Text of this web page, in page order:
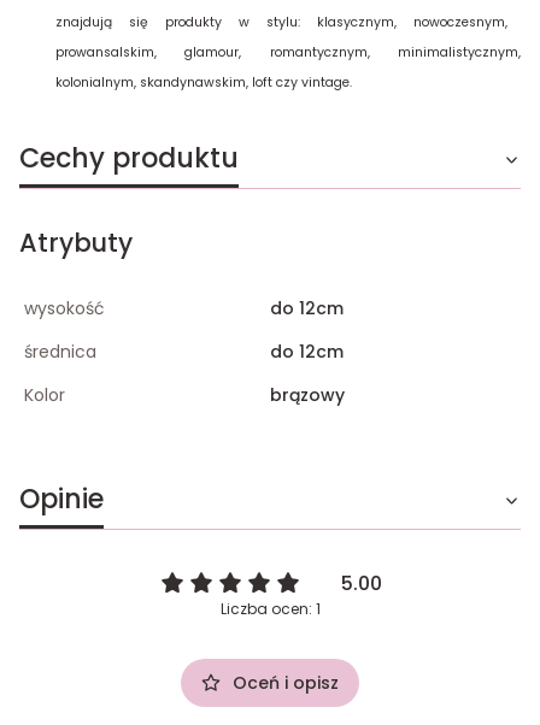
znajdują się produkty w stylu: klasycznym, nowoczesnym,
prowansalskim, glamour, romantycznym, minimalistycznym,
kolonialnym, skandynawskim, loft czy vintage.
Cechy produktu
Atrybuty
wysokość
do 12cm
średnica
do 12cm
Kolor
brązowy
Opinie
5.00
Liczba ocen: 1
Oceń i opisz